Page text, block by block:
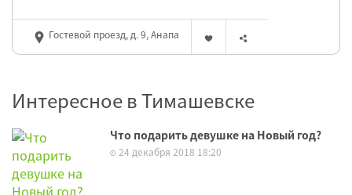
Гостевой проезд, д. 9, Анапа
Интересное в Тимашевске
Что подарить девушке на Новый год?
24 декабря 2018 18:20